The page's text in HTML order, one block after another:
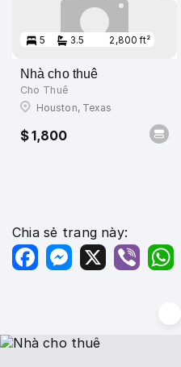
Nhà cho thuê
5 3.5 2,800 ft²
Cho Thuê
Houston, Texas
$ 1,800
Chia sẻ trang này:
FacebookMessenger
X Viber